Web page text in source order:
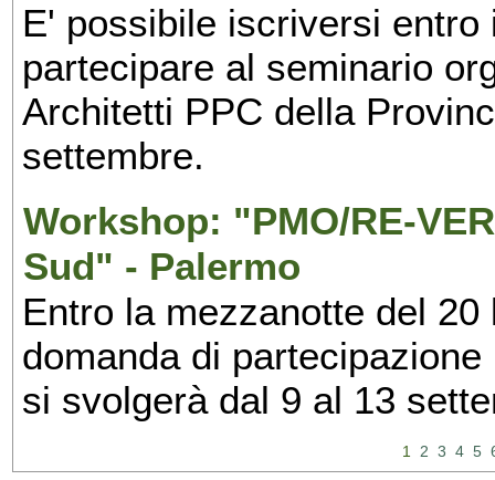
E' possibile iscriversi
partecipare al seminario
Architetti PPC della
settembre.
Workshop: "PMO/RE-
Sud" - Palermo
Entro la mezzanotte del
domanda di
si svolgerà dal 9 al 13
1 2 3 4 5